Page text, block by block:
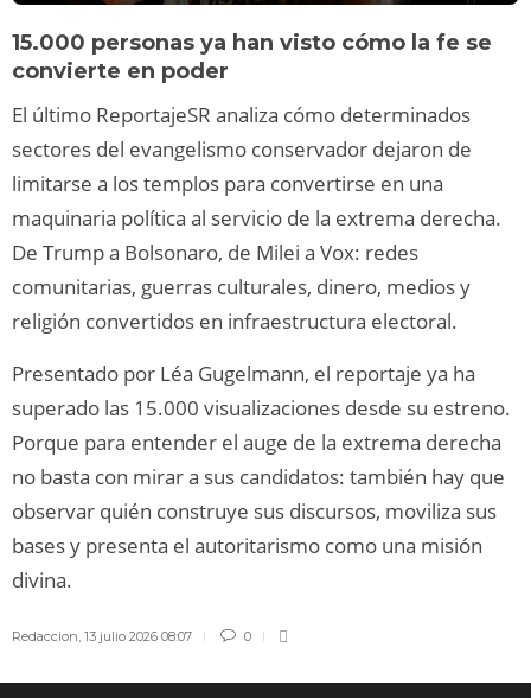
15.000 personas ya han visto cómo la fe se
convierte en poder
El último ReportajeSR analiza cómo determinados
sectores del evangelismo conservador dejaron de
limitarse a los templos para convertirse en una
maquinaria política al servicio de la extrema derecha.
De Trump a Bolsonaro, de Milei a Vox: redes
comunitarias, guerras culturales, dinero, medios y
religión convertidos en infraestructura electoral.
Presentado por Léa Gugelmann, el reportaje ya ha
superado las 15.000 visualizaciones desde su estreno.
Porque para entender el auge de la extrema derecha
no basta con mirar a sus candidatos: también hay que
observar quién construye sus discursos, moviliza sus
bases y presenta el autoritarismo como una misión
divina.
Redaccion, 13 julio 2026 08:07 0